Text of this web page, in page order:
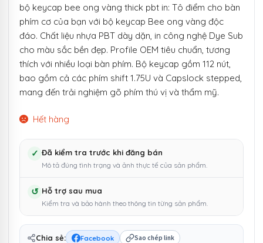
bộ keycap bee ong vàng thick pbt in: Tô điểm cho bàn
phím cơ của bạn với bộ keycap Bee ong vàng độc
đáo. Chất liệu nhựa PBT dày dặn, in công nghệ Dye Sub
cho màu sắc bền đẹp. Profile OEM tiêu chuẩn, tương
thích với nhiều loại bàn phím. Bộ keycap gồm 112 nút,
bao gồm cả các phím shift 1.75U và Capslock stepped,
mang đến trải nghiệm gõ phím thú vị và thẩm mỹ.
Hết hàng
✓ Đã kiểm tra trước khi đăng bán
Mô tả đúng tình trạng và ảnh thực tế của sản phẩm.
↺ Hỗ trợ sau mua
Kiểm tra và bảo hành theo thông tin từng sản phẩm.
Chia sẻ: Facebook Sao chép link